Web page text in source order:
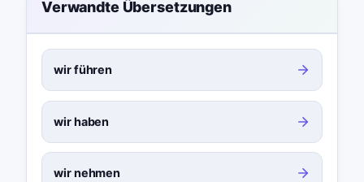
Verwandte Übersetzungen
wir führen
wir haben
wir nehmen